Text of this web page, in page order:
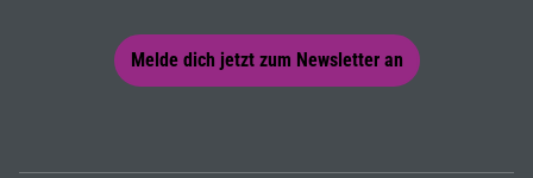
Melde dich jetzt zum Newsletter an